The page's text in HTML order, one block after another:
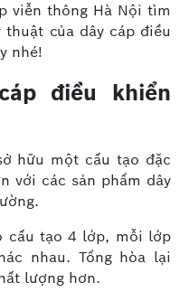
viễn thông Hà Nội tìm
của dây cáp điều
nhé!
điều khiển
hữu một cấu tạo đặc
với các sản phẩm dây
cấu tạo 4 lớp, mỗi lớp
nhau. Tổng hòa lại
lượng hơn.